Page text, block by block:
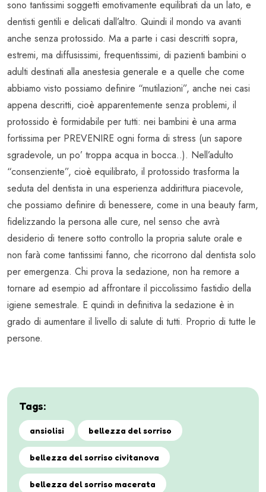
sono tantissimi soggetti emotivamente equilibrati da un lato, e
dentisti gentili e delicati dall’altro. Quindi il mondo va avanti
anche senza protossido. Ma a parte i casi descritti sopra,
estremi, ma diffusissimi, frequentissimi, di pazienti bambini o
adulti destinati alla anestesia generale e a quelle che come
abbiamo visto possiamo definire “mutilazioni”, anche nei casi
appena descritti, cioè apparentemente senza problemi, il
protossido è formidabile per tutti: nei bambini è una arma
fortissima per PREVENIRE ogni forma di stress (un sapore
sgradevole, un po’ troppa acqua in bocca..). Nell’adulto
“consenziente”, cioè equilibrato, il protossido trasforma la
seduta del dentista in una esperienza addirittura piacevole,
che possiamo definire di benessere, come in una beauty farm,
fidelizzando la persona alle cure, nel senso che avrà
desiderio di tenere sotto controllo la propria salute orale e
non farà come tantissimi fanno, che ricorrono dal dentista solo
per emergenza. Chi prova la sedazione, non ha remore a
tornare ad esempio ad affrontare il piccolissimo fastidio della
igiene semestrale. E quindi in definitiva la sedazione è in
grado di aumentare il livello di salute di tutti. Proprio di tutte le
persone.
Tags:
ansiolisi bellezza del sorriso
bellezza del sorriso civitanova
bellezza del sorriso macerata